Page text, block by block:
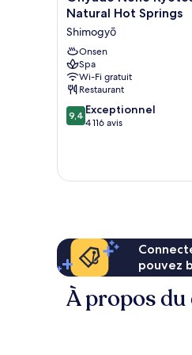
Nono
Natural
Hot
Springs
Shimogyō
Natural Hot Springs
Shimogyō
Onsen
Spa
Wi-Fi gratuit
Restaurant
9.4
sur
9,4 Exceptionnel
4 116 avis
pouvez
À propos